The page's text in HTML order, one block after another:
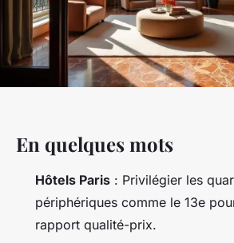
En quelques mots
Hôtels Paris : Privilégier les
périphériques comme le 13e
rapport qualité-prix.